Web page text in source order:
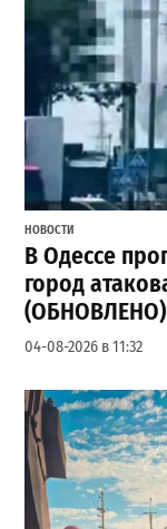
НОВОСТИ
В Одессе
город
(ОБНОВЛЕНО)
04-08-2026 в 11:32